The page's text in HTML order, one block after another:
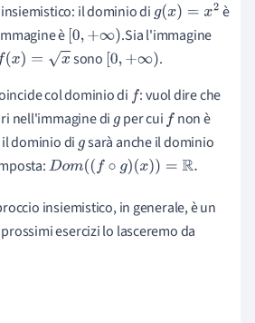
il dominio dig(x)= x2
è
è [0,+∞)
.Sia l'immagine
(x)=x sono [0,+∞)
.
col dominio di f : vuol dire che
nell'immagine digper cuif non è
dominio digsarà anche il dominio
Dom((f∘g )(x))=R.
insiemistico, in generale, è un
esercizi lo lasceremo da